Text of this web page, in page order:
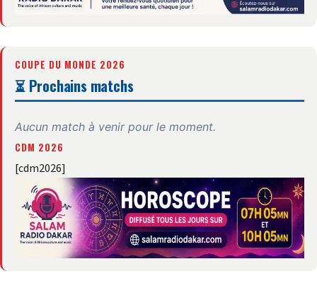
COUPE DU MONDE 2026
⏳ Prochains matchs
Aucun match à venir pour le moment.
CDM 2026
[cdm2026]